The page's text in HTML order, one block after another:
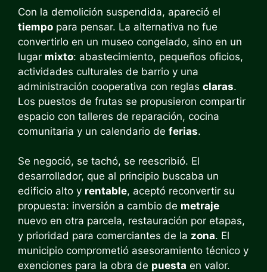
Con la demolición suspendida, apareció el
tiempo para pensar. La alternativa no fue
convertirlo en un museo congelado, sino en un
lugar mixto: abastecimiento, pequeños oficios,
actividades culturales de barrio y una
administración cooperativa con reglas claras.
Los puestos de frutas se propusieron compartir
espacio con talleres de reparación, cocina
comunitaria y un calendario de ferias.
Se negoció, se tachó, se reescribió. El
desarrollador, que al principio buscaba un
edificio alto y rentable, aceptó reconvertir su
propuesta: inversión a cambio de metraje
nuevo en otra parcela, restauración por etapas,
y prioridad para comerciantes de la zona. El
municipio comprometió asesoramiento técnico y
exenciones para la obra de puesta en valor.